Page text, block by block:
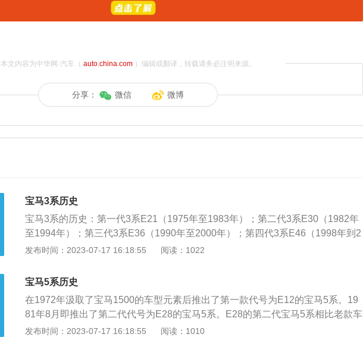
本文内容为中华网·汽车（ auto.china.com）编辑或翻译，转载请务必注明来源。
分享： 微信 微博
宝马3系历史
宝马3系的历史：第一代3系E21（1975年至1983年）；第二代3系E30（1982年
至1994年）；第三代3系E36（1990年至2000年）；第四代3系E46（1998年到2
005年）；第五代3系E90系列（2005年至2012年）；第六代3系F30（2012年至
牌，隶属于BMW集团。拥有i、X、Z、纯数字4个车型，1、2、3等系列，以及在
各系基础上进行改进的M系列（宝马官方的高性能改装部门）。车标：宝马车标
的B.M.W.是巴伐利亚发动机制造厂的意思，标志的色彩和组合来自宝马所在地巴
伐利亚州的州徽。
发布时间：2023-07-17 16:18:55 阅读：1022
宝马5系历史
在1972年汲取了宝马1500的车型元素后推出了第一款代号为E12的宝马5系。19
81年8月即推出了第二代代号为E28的宝马5系。E28的第二代宝马5系相比老款车
型变化不大，整体变得更加饱满，尤其在内饰部分有了很大的提升。1986年由宝
发布时间：2023-07-17 16:18:55 阅读：1010